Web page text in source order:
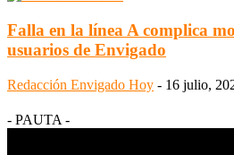
Falla en la línea A complica
usuarios de Envigado
Redacción Envigado Hoy - 16 julio,
- PAUTA -